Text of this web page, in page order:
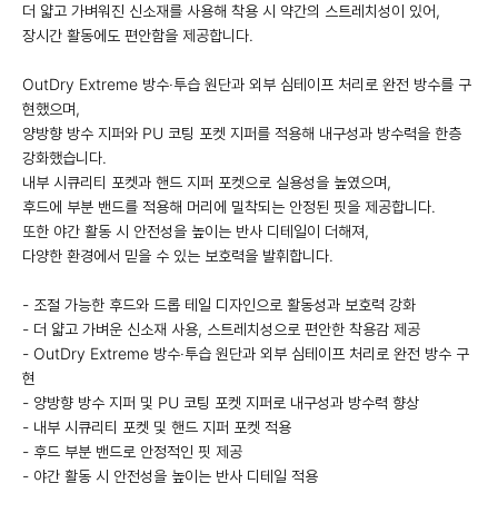
더 얇고 가벼워진 신소재를 사용해 착용 시 약간의 스트레치성이 있어,
장시간 활동에도 편안함을 제공합니다.
OutDry Extreme 방수·투습 원단과 외부 심테이프 처리로 완전 방수를 구
현했으며,
양방향 방수 지퍼와 PU 코팅 포켓 지퍼를 적용해 내구성과 방수력을 한층
강화했습니다.
내부 시큐리티 포켓과 핸드 지퍼 포켓으로 실용성을 높였으며,
후드에 부분 밴드를 적용해 머리에 밀착되는 안정된 핏을 제공합니다.
또한 야간 활동 시 안전성을 높이는 반사 디테일이 더해져,
다양한 환경에서 믿을 수 있는 보호력을 발휘합니다.
- 조절 가능한 후드와 드롭 테일 디자인으로 활동성과 보호력 강화
- 더 얇고 가벼운 신소재 사용, 스트레치성으로 편안한 착용감 제공
- OutDry Extreme 방수·투습 원단과 외부 심테이프 처리로 완전 방수 구
현
- 양방향 방수 지퍼 및 PU 코팅 포켓 지퍼로 내구성과 방수력 향상
- 내부 시큐리티 포켓 및 핸드 지퍼 포켓 적용
- 후드 부분 밴드로 안정적인 핏 제공
- 야간 활동 시 안전성을 높이는 반사 디테일 적용